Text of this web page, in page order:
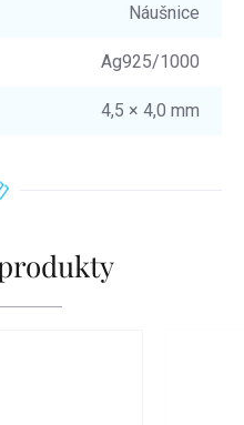
Náušnice
Ag925/1000
4,5 × 4,0 mm